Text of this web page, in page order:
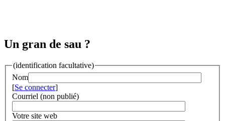
Un gran de sau ?
(identification facultative)
Nom
[Se connecter]
Courriel (non publié)
Votre site web